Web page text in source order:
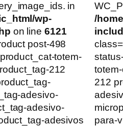
in
wp-
on line 6121
post-498
totem-
212
adesivo-
adesivo-
adesivos
/
212
para-